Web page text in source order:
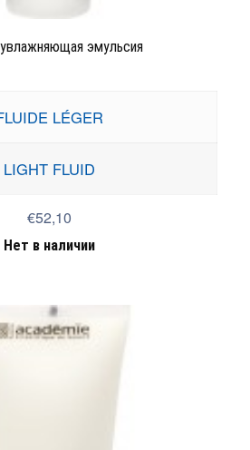
эмульсия
LÉGER
LIGHT FLUID
€52,10
Нет в наличии